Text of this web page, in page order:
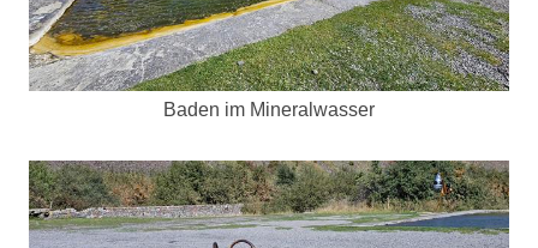
Baden im Mineralwasser